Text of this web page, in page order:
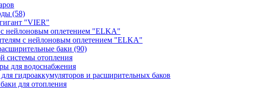
(58)
"VIER"
с нейлоновым оплетением "ELKA"
с нейлоновым оплетением "ELKA"
баки (90)
системы отопления
для водоснабжения
гидроаккумуляторов и расширительных баков
для отопления